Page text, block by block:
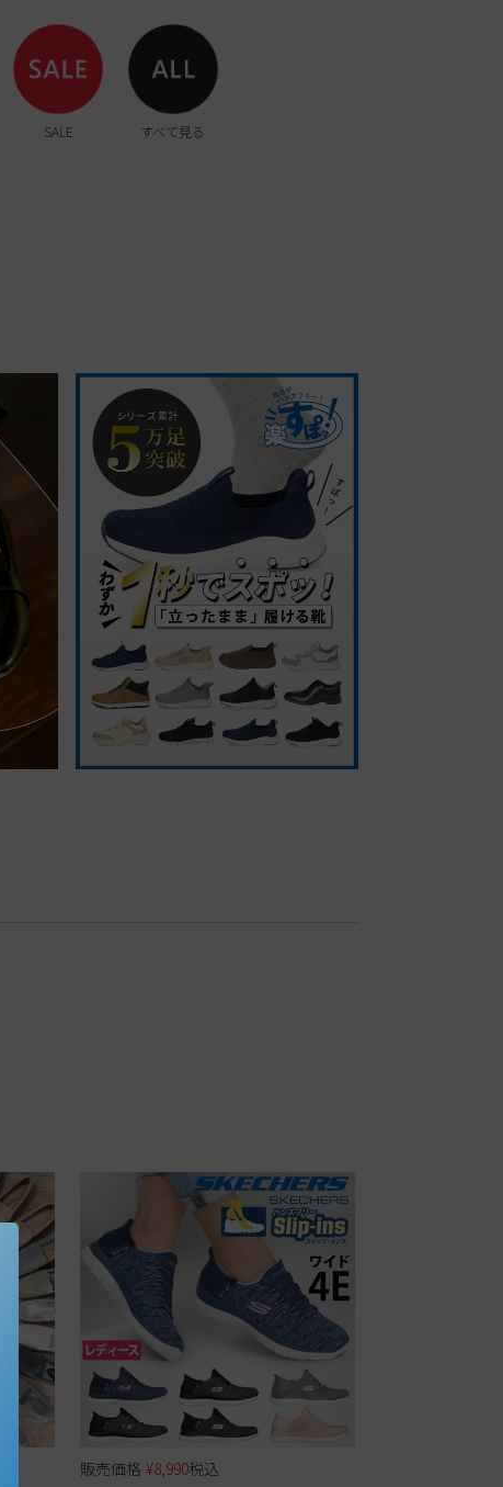
SALE すべて見る
販売価格 ¥8,990税込